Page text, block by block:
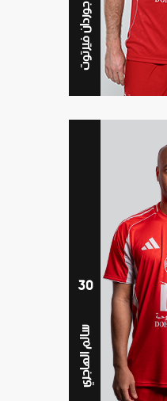
جوردان فيرتوت
30
سالم الهاجري